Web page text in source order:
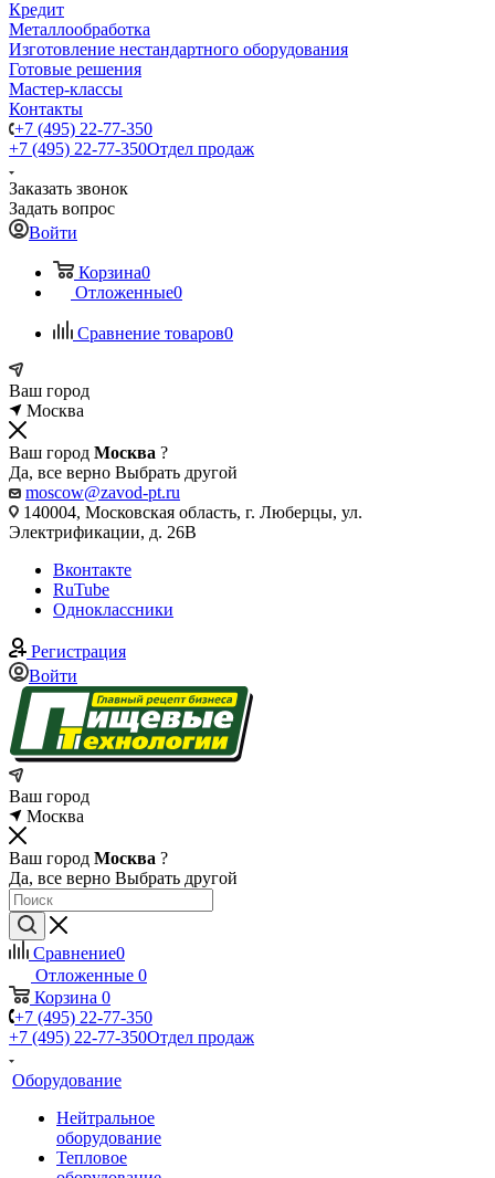
Кредит
Металлообработка
Изготовление нестандартного оборудования
Готовые решения
Мастер-классы
Контакты
+7 (495) 22-77-350
+7 (495) 22-77-350Отдел продаж
Заказать звонок
Задать вопрос
Войти
Корзина0
Отложенные0
Сравнение товаров0
Ваш город
Москва
Ваш город Москва ?
Да, все верно Выбрать другой
moscow@zavod-pt.ru
140004, Московская область, г. Люберцы, ул.
Электрификации, д. 26В
Вконтакте
RuTube
Одноклассники
Регистрация
Войти
Ваш город
Москва
Ваш город Москва ?
Да, все верно Выбрать другой
Сравнение0
Отложенные 0
Корзина 0
+7 (495) 22-77-350
+7 (495) 22-77-350Отдел продаж
Оборудование
Нейтральное
оборудование
Тепловое